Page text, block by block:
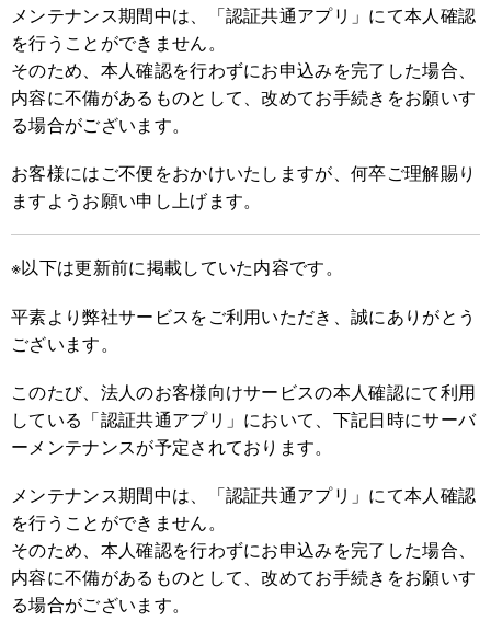
メンテナンス期間中は、「認証共通アプリ」にて本人確認
を行うことができません。
そのため、本人確認を行わずにお申込みを完了した場合、
内容に不備があるものとして、改めてお手続きをお願いす
る場合がございます。
お客様にはご不便をおかけいたしますが、何卒ご理解賜り
ますようお願い申し上げます。
※以下は更新前に掲載していた内容です。
平素より弊社サービスをご利用いただき、誠にありがとう
ございます。
このたび、法人のお客様向けサービスの本人確認にて利用
している「認証共通アプリ」において、下記日時にサーバ
ーメンテナンスが予定されております。
メンテナンス期間中は、「認証共通アプリ」にて本人確認
を行うことができません。
そのため、本人確認を行わずにお申込みを完了した場合、
内容に不備があるものとして、改めてお手続きをお願いす
る場合がございます。